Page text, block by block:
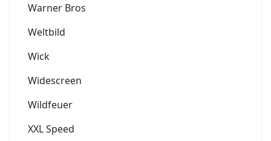
Warner Bros
Weltbild
Wick
Widescreen
Wildfeuer
XXL Speed